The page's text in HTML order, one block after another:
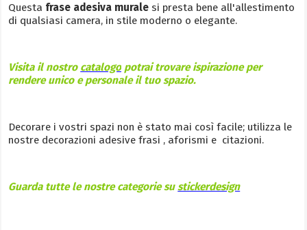
Questa frase adesiva murale si presta bene all'allestimento
di qualsiasi camera, in stile moderno o elegante.
Visita il nostro catalogo potrai trovare ispirazione per
rendere unico e personale il tuo spazio.
Decorare i vostri spazi non è stato mai così facile; utilizza le
nostre decorazioni adesive frasi , aforismi e citazioni.
Guarda tutte le nostre categorie sustickerdesign